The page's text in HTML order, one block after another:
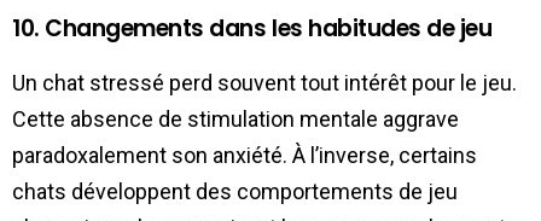
10. Changements dans les habitudes de jeu
Un chat stressé perd souvent tout intérêt pour le jeu.
Cette absence de stimulation mentale aggrave
paradoxalement son anxiété. À l’inverse, certains
chats développent des comportements de jeu